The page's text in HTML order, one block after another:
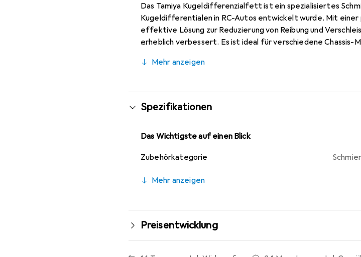
Das Tamiya Kugeldifferenzialfett ist ein spezialisiertes
Kugeldifferentialen in RC-Autos entwickelt wurde. Mit
effektive Lösung zur Reduzierung von Reibung und
erheblich verbessert. Es ist ideal für verschiedene Chassis-
Kugeldifferentiale, was zu einer verbesserten
unverzichtbares Zubehör für alle, die die Leistung ihrer RC-
Mehr anzeigen
Spezifikationen
Das Wichtigste auf einen Blick
Zubehörkategorie
Mehr anzeigen
Preisentwicklung